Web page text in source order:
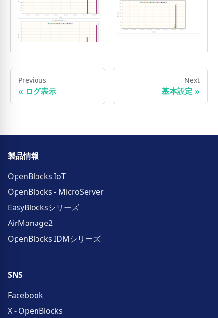
Previous
« ログ表示
Next
基本設定 »
製品情報
OpenBlocks IoT
OpenBlocks - MicroServer
EasyBlocksシリーズ
AirManage2
OpenBlocks IDMシリーズ
SNS
Facebook
X - OpenBlocks